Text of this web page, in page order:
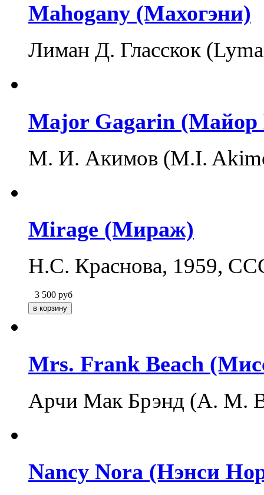
Mahogany (Махогэни)
Лиман Д. Гласскок
Major Gagarin (Майор
М. И. Акимов (M.I.
Mirage (Мираж)
Н.С. Краснова, 1959,
3 500 руб
Mrs. Frank Beach
Арчи Мак Брэнд (A. M.
Nancy Nora (Нэнси